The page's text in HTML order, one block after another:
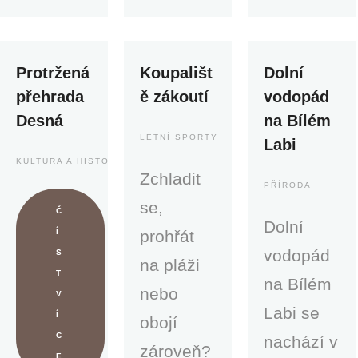
Protržená
přehrada
Desná
KULTURA A HISTORIE
Č
Í
S
T
V
Í
C
E
Koupališt
ě zákoutí
LETNÍ SPORTY
Zchladit
se,
prohřát
na pláži
nebo
obojí
zároveň?
Dolní
vodopád
na Bílém
Labi
PŘÍRODA
Dolní
vodopád
na Bílém
Labi se
nachází v